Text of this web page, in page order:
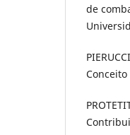
de
Conceito